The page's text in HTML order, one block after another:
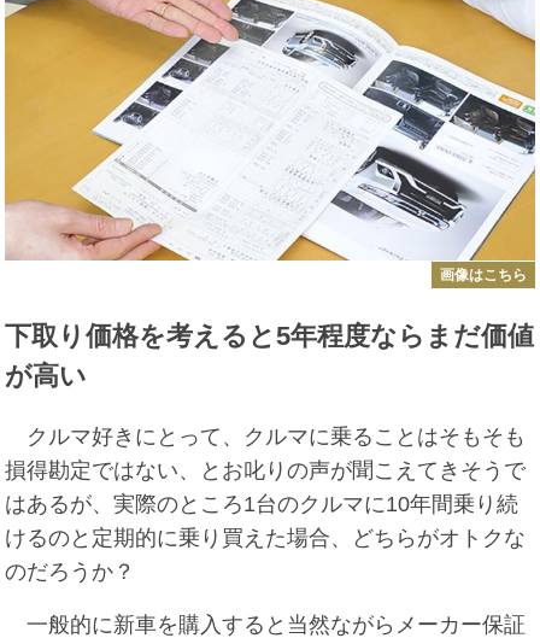
画像はこちら
下取り価格を考えると5年程度ならまだ価値
が高い
クルマ好きにとって、クルマに乗ることはそもそも
損得勘定ではない、とお叱りの声が聞こえてきそうで
はあるが、実際のところ1台のクルマに10年間乗り続
けるのと定期的に乗り買えた場合、どちらがオトクな
のだろうか？
一般的に新車を購入すると当然ながらメーカー保証